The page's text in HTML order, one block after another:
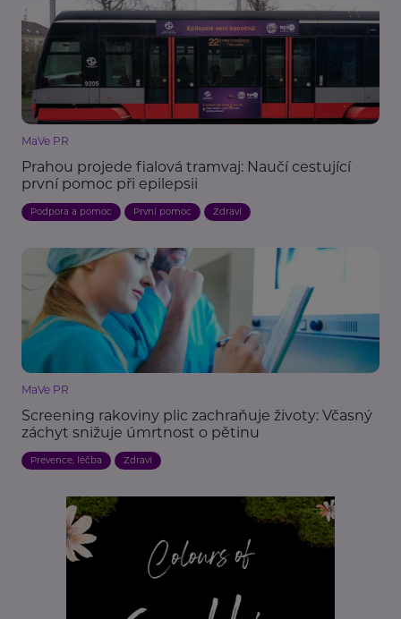
MaVe PR
Prahou projede fialová tramvaj: Naučí cestující
první pomoc při epilepsii
Podpora a pomoc První pomoc Zdraví
MaVe PR
Screening rakoviny plic zachraňuje životy: Včasný
záchyt snižuje úmrtnost o pětinu
Prevence, léčba Zdraví